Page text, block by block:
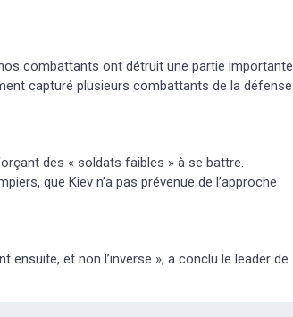
combattants ont détruit une partie importante
capturé plusieurs combattants de la défense
des « soldats faibles » à se battre.
que Kiev n’a pas prévenue de l’approche
et non l’inverse », a conclu le leader de